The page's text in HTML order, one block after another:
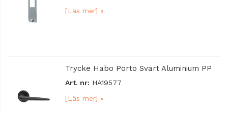
[Läs mer] »
Trycke Habo Porto Svart Aluminium PP
Art. nr: HA19577
[Läs mer] »